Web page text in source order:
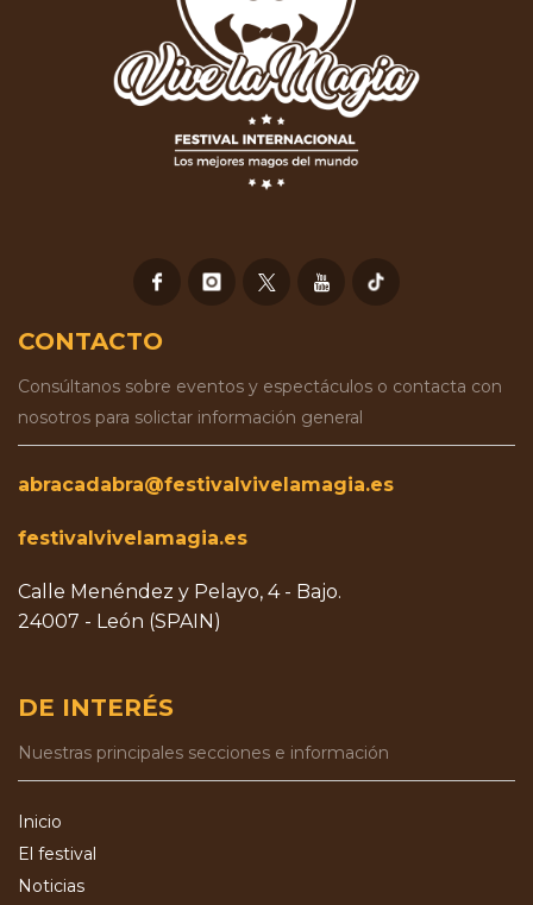
CONTACTO
Consúltanos sobre eventos y espectáculos o contacta con
nosotros para solictar información general
abracadabra@festivalvivelamagia.es
festivalvivelamagia.es
Calle Menéndez y Pelayo, 4 - Bajo.
24007 - León (SPAIN)
DE INTERÉS
Nuestras principales secciones e información
Inicio
El festival
Noticias